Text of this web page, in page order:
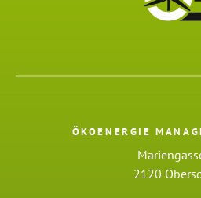
ÖKOENERGIE
2120